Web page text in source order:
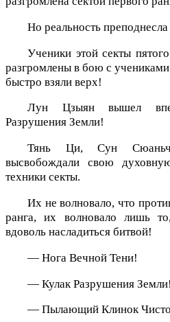
Но реальность
Ученики этой секты
разгромлены в бою с
быстро взяли верх!
Лун Цзыян вышел
Разрушения Земли!
Тянь Ци, Сун
высвобождали свою
техники секты.
Их не волновало, что
ранга, их волновало лишь
вдоволь насладиться битвой!
— Нога Вечной Тени!
— Кулак Разрушения Земли!
— Пылающий Клинок